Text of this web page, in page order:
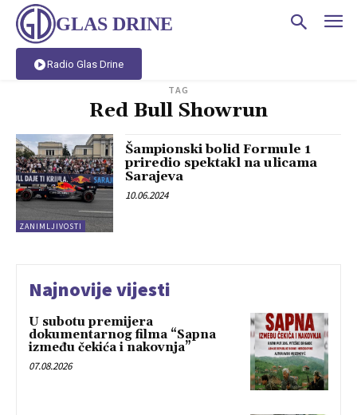
GLAS DRINE
Radio Glas Drine
TAG
Red Bull Showrun
ZANIMLJIVOSTI
Šampionski bolid Formule 1
priredio spektakl na ulicama
Sarajeva
10.06.2024
Najnovije vijesti
U subotu premijera
dokumentarnog filma “Sapna
između čekića i nakovnja”
07.08.2026